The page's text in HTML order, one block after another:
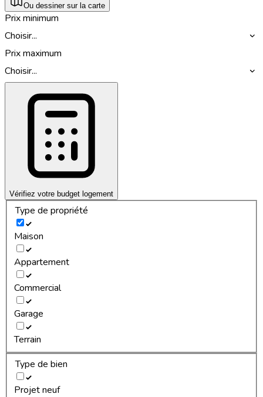
Ou dessiner sur la carte
Prix minimum
Choisir...
Prix maximum
Choisir...
Vérifiez votre budget logement
Type de propriété
Maison
Appartement
Commercial
Garage
Terrain
Type de bien
Projet neuf